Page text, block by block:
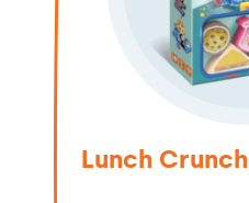
Lunch Crunch